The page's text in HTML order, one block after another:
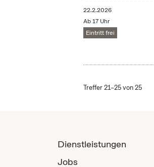
22.2.2026
Ab 17 Uhr
Eintritt frei
Treffer 21–25 von 25
Dienstleistungen
Jobs